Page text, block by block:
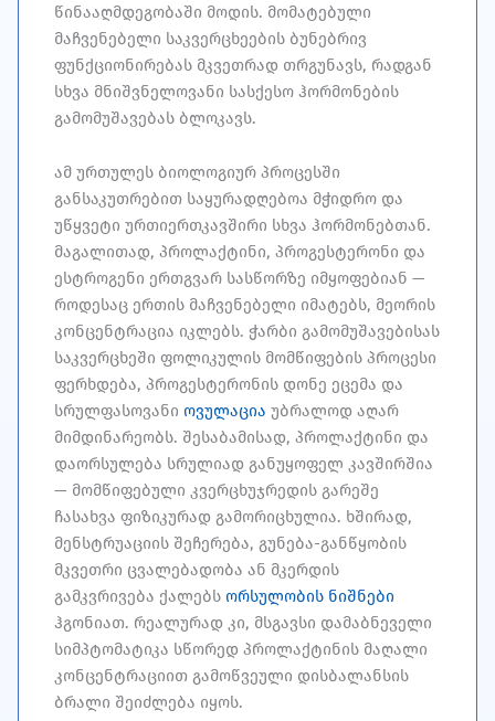
წინააღმდეგობაში მოდის. მომატებული
მაჩვენებელი საკვერცხეების ბუნებრივ
ფუნქციონირებას მკვეთრად თრგუნავს, რადგან
სხვა მნიშვნელოვანი სასქესო ჰორმონების
გამომუშავებას ბლოკავს.
ამ ურთულეს ბიოლოგიურ პროცესში
განსაკუთრებით საყურადღებოა მჭიდრო და
უწყვეტი ურთიერთკავშირი სხვა ჰორმონებთან.
მაგალითად, პროლაქტინი, პროგესტერონი და
ესტროგენი ერთგვარ სასწორზე იმყოფებიან —
როდესაც ერთის მაჩვენებელი იმატებს, მეორის
კონცენტრაცია იკლებს. ჭარბი გამომუშავებისას
საკვერცხეში ფოლიკულის მომწიფების პროცესი
ფერხდება, პროგესტერონის დონე ეცემა და
სრულფასოვანი ოვულაცია უბრალოდ აღარ
მიმდინარეობს. შესაბამისად, პროლაქტინი და
დაორსულება სრულიად განუყოფელ კავშირშია
— მომწიფებული კვერცხუჯრედის გარეშე
ჩასახვა ფიზიკურად გამორიცხულია. ხშირად,
მენსტრუაციის შეჩერება, გუნება-განწყობის
მკვეთრი ცვალებადობა ან მკერდის
გამკვრივება ქალებს ორსულობის ნიშნები
ჰგონიათ. რეალურად კი, მსგავსი დამაბნეველი
სიმპტომატიკა სწორედ პროლაქტინის მაღალი
კონცენტრაციით გამოწვეული დისბალანსის
ბრალი შეიძლება იყოს.